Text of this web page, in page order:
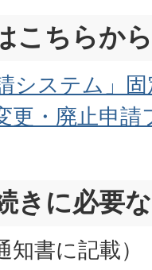
こちらから
システム」
更・廃止申
きに必要
書に記載）